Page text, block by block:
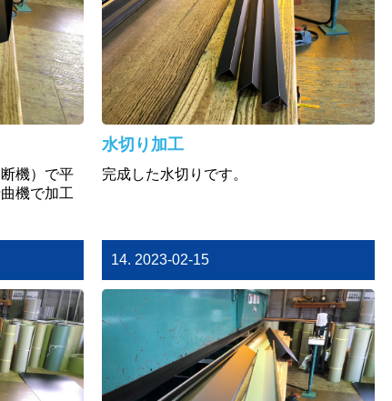
機）で平
機で加工
水切り加工
完成した水切りです。
14. 2023-02-15